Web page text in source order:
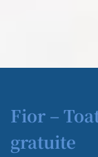
Fior –
gratuite